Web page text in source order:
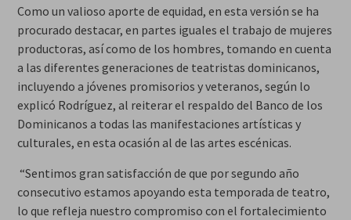
Como un valioso aporte de equidad, en esta versión se ha
procurado destacar, en partes iguales el trabajo de mujeres
productoras, así como de los hombres, tomando en cuenta
a las diferentes generaciones de teatristas dominicanos,
incluyendo a jóvenes promisorios y veteranos, según lo
explicó Rodríguez, al reiterar el respaldo del Banco de los
Dominicanos a todas las manifestaciones artísticas y
culturales, en esta ocasión al de las artes escénicas.
“Sentimos gran satisfacción de que por segundo año
consecutivo estamos apoyando esta temporada de teatro,
lo que refleja nuestro compromiso con el fortalecimiento